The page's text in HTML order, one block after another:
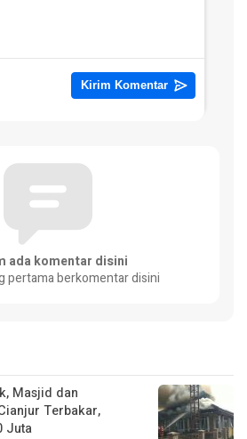
ada komentar disini
pertama berkomentar disini
Masjid dan
Terbakar,
Juta